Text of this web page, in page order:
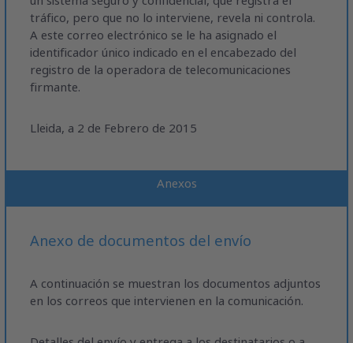
tráfico, pero que no lo interviene, revela ni controla.
A este correo electrónico se le ha asignado el
identificador único indicado en el encabezado del
registro de la operadora de telecomunicaciones
firmante.
Lleida, a 2 de Febrero de 2015
Anexos
Anexo de documentos del envío
A continuación se muestran los documentos adjuntos
en los correos que intervienen en la comunicación.